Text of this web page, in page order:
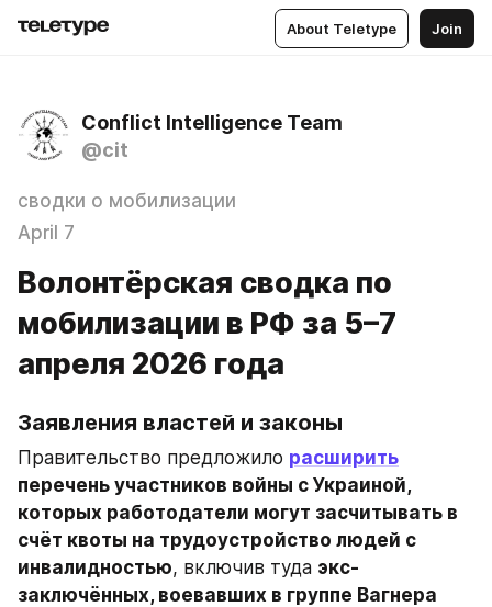
About Teletype Join
Conflict Intelligence Team
@cit
сводки о мобилизации
April 7
Волонтёрская сводка по
мобилизации в РФ за 5–7
апреля 2026 года
Заявления властей и законы
Правительство предложило расширить
перечень участников войны с Украиной,
которых работодатели могут засчитывать в
счёт квоты на трудоустройство людей с
инвалидностью, включив туда экс-
заключённых, воевавших в группе Вагнера